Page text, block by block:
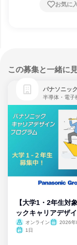
お気に
この募集と一緒に
パナソニッ
半導体・電子
【大学1・2年生対
ックキャリアデザ
ム
オンライン
2026年
1日